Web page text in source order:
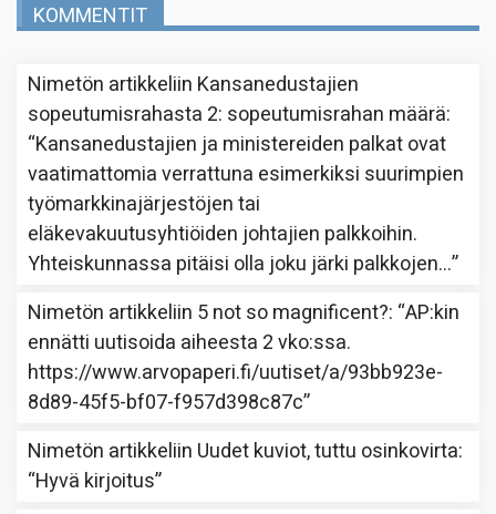
KOMMENTIT
Nimetön artikkeliin Kansanedustajien
sopeutumisrahasta 2: sopeutumisrahan määrä:
“Kansanedustajien ja ministereiden palkat ovat
vaatimattomia verrattuna esimerkiksi suurimpien
työmarkkinajärjestöjen tai
eläkevakuutusyhtiöiden johtajien palkkoihin.
Yhteiskunnassa pitäisi olla joku järki palkkojen…”
Nimetön artikkeliin 5 not so magnificent?: “AP:kin
ennätti uutisoida aiheesta 2 vko:ssa.
https://www.arvopaperi.fi/uutiset/a/93bb923e-
8d89-45f5-bf07-f957d398c87c”
Nimetön artikkeliin Uudet kuviot, tuttu osinkovirta:
“Hyvä kirjoitus”